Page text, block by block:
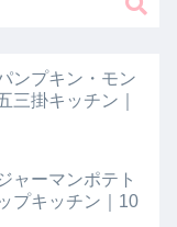
ンプキン・モン
三掛キッチン｜
ャーマンポテト
プキッチン｜10